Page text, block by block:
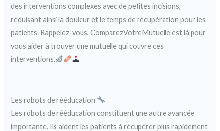
des interventions complexes avec de petites incisions,
réduisant ainsi la douleur et le temps de récupération pour les
patients. Rappelez-vous, ComparezVotreMutuelle est là pour
vous aider à trouver une mutuelle qui couvre ces
interventions.
Les robots de rééducation
Les robots de rééducation constituent une autre avancée
importante. Ils aident les patients à récupérer plus rapidement